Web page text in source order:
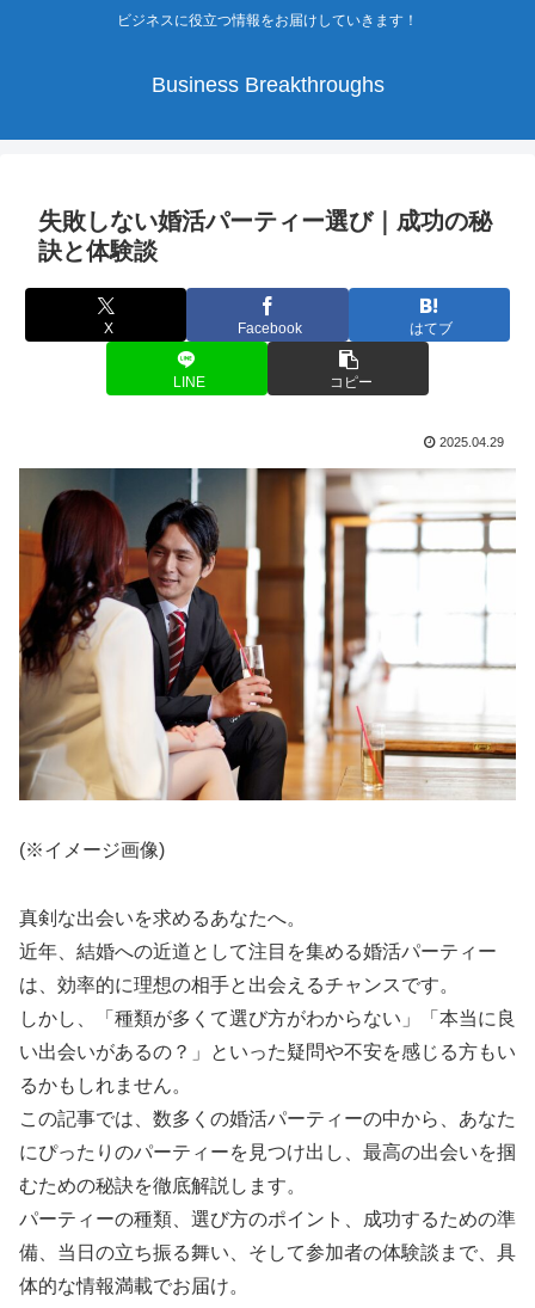
ビジネスに役立つ情報をお届けしていきます！
Business Breakthroughs
失敗しない婚活パーティー選び｜成功の秘
訣と体験談
X Facebook はてブ
LINE コピー
2025.04.29
(※イメージ画像)
真剣な出会いを求めるあなたへ。
近年、結婚への近道として注目を集める婚活パーティー
は、効率的に理想の相手と出会えるチャンスです。
しかし、「種類が多くて選び方がわからない」「本当に良
い出会いがあるの？」といった疑問や不安を感じる方もい
るかもしれません。
この記事では、数多くの婚活パーティーの中から、あなた
にぴったりのパーティーを見つけ出し、最高の出会いを掴
むための秘訣を徹底解説します。
パーティーの種類、選び方のポイント、成功するための準
備、当日の立ち振る舞い、そして参加者の体験談まで、具
体的な情報満載でお届け。